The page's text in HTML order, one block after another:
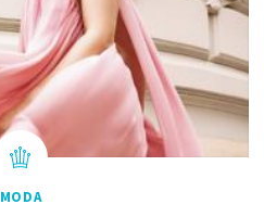
MODA